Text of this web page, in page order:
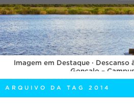
CONCURSOS
EDITAIS
INTERNACIONAL
OUVIDORIA
PORTARIAS
TELEFONES
Imagem em Destaque · Descanso
Gonçalo –
ARQUIVO DA TAG 2014